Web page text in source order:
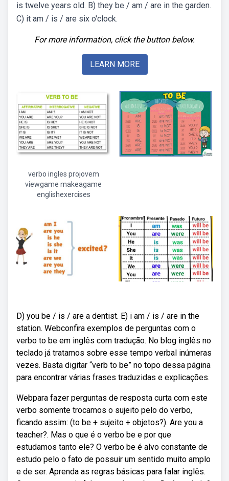
is twelve years old. B) they be / am / are in the garden.
C) it am / is / are six o'clock.
For more information, click the button below.
LEARN MORE
verbo ingles projovem
viewgame makeagame
englishexercises
D) you be / is / are a dentist. E) i am / is / are in the
station. Webconfira exemplos de perguntas com o
verbo to be em inglês com tradução. No blog inglês no
teclado já tratamos sobre esse tempo verbal inúmeras
vezes. Basta digitar “verb to be” no topo dessa página
para encontrar várias frases traduzidas e explicações.
Webpara fazer perguntas de resposta curta com este
verbo somente trocamos o sujeito pelo do verbo,
ficando assim: (to be + sujeito + objetos?). Are you a
teacher?. Mas o que é o verbo be e por que
estudamos tanto ele? O verbo be é alvo constante de
estudo pelo o fato de possuir um sentido muito amplo
e de ser. Aprenda as regras básicas para falar inglês.